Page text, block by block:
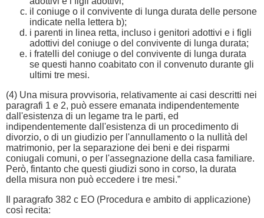
il coniuge o il convivente di lunga durata delle persone
indicate nella lettera b);
i parenti in linea retta, incluso i genitori adottivi e i figli
adottivi del coniuge o del convivente di lunga durata;
i fratelli del coniuge o del convivente di lunga durata
se questi hanno coabitato con il convenuto durante gli
ultimi tre mesi.
(4) Una misura provvisoria, relativamente ai casi descritti nei
paragrafi 1 e 2, può essere emanata indipendentemente
dall'esistenza di un legame tra le parti, ed
indipendentemente dall'esistenza di un procedimento di
divorzio, o di un giudizio per l'annullamento o la nullità del
matrimonio, per la separazione dei beni e dei risparmi
coniugali comuni, o per l'assegnazione della casa familiare.
Però, fintanto che questi giudizi sono in corso, la durata
della misura non può eccedere i tre mesi.”
Il paragrafo 382 c EO (Procedura e ambito di applicazione)
così recita: